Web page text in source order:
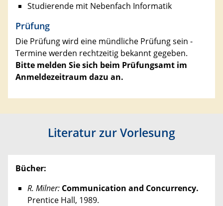
Studierende mit Nebenfach Informatik
Prüfung
Die Prüfung wird eine mündliche Prüfung sein -
Termine werden rechtzeitig bekannt gegeben.
Bitte melden Sie sich beim Prüfungsamt im
Anmeldezeitraum dazu an.
Literatur zur Vorlesung
Bücher:
R. Milner: Communication and Concurrency.
Prentice Hall, 1989.